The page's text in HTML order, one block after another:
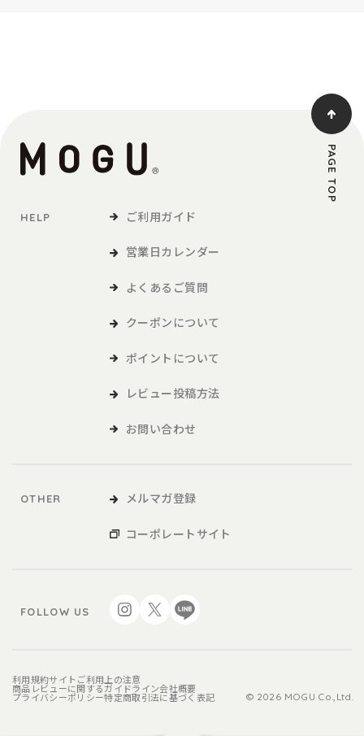
HELP ご利用ガイド
営業日カレンダー
よくあるご質問
クーポンについて
ポイントについて
レビュー投稿方法
お問い合わせ
OTHER メルマガ登録
コーポレートサイト
FOLLOW US
利用規約サイトご利用上の注意
商品レビューに関するガイドライン会社概要
プライバシーポリシー特定商取引法に基づく表記 © 2026 MOGU Co.,Ltd.
PAGE TOP